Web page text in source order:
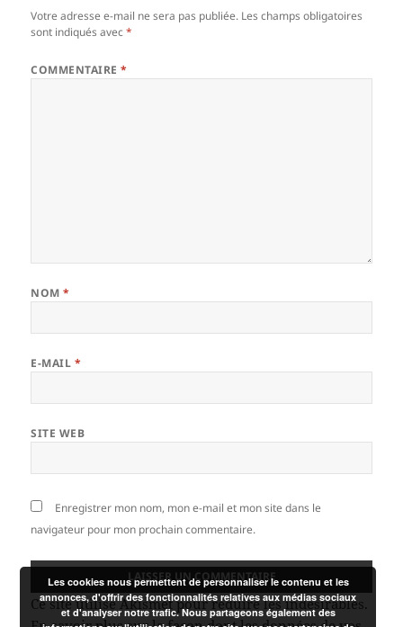
Votre adresse e-mail ne sera pas publiée. Les champs obligatoires
sont indiqués avec*
COMMENTAIRE*
NOM*
E-MAIL *
SITE WEB
Enregistrer mon nom, mon e-mail et mon site dans le
navigateur pour mon prochain commentaire.
Ce site utilise Akismet pour réduire les indésirables.
Les cookies nous permettent de personnaliser le contenu et les
annonces, d'offrir des fonctionnalités relatives aux médias sociaux
et d'analyser notre trafic. Nous partageons également des